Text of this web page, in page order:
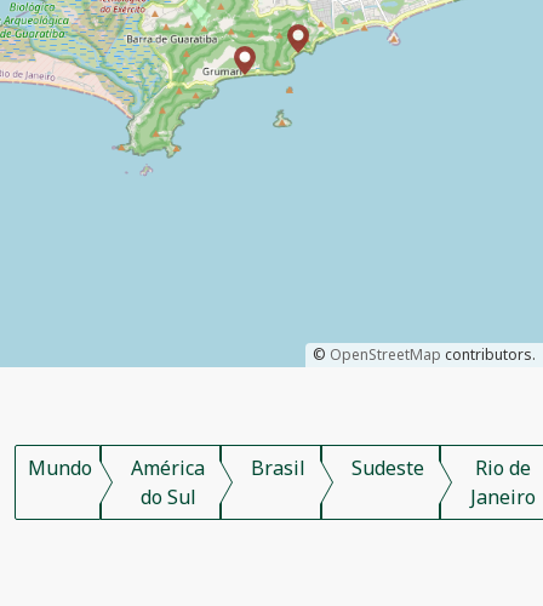
© OpenStreetMap contributors.
Mundo
América
do Sul
Brasil Sudeste
Rio de
Janeiro